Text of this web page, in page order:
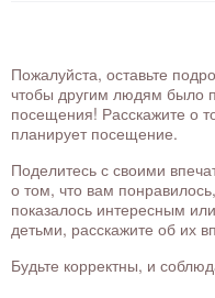
Пожалуйста, оставьте
чтобы другим людям было
посещения! Расскажите о
планирует посещение.
Поделитесь с своими
о том, что вам
показалось интересным
детьми, расскажите об их
Будьте корректны, и